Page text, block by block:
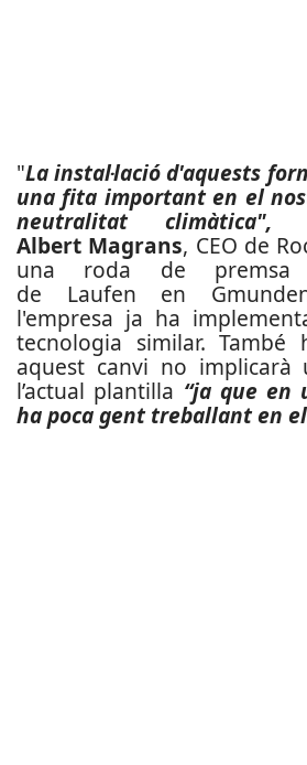
"La instal·lació d'aquests
una fita important en el
neutralitat climàtica",
Albert Magrans, CEO de
una roda de
de Laufen en
l'empresa ja ha
tecnologia similar. També
aquest canvi no implicarà
l’actual plantilla “ja que en
ha poca gent treballant en